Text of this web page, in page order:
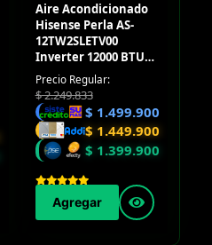
Aire Acondicionado
Hisense Perla AS-
12TW2SLETV00
Inverter 12000 BTU
220V
Precio Regular:
$2.249.833
$ 1.499.900
$ 1.449.900
$ 1.399.900
Agregar